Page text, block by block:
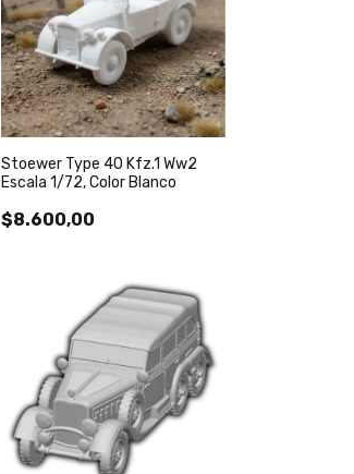
Stoewer Type 40 Kfz.1 Ww2
Escala 1/72, Color Blanco
$8.600,00